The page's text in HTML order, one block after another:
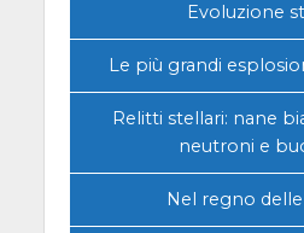
Evoluzione
Le più grandi
Relitti stellari: nane
neutroni e
Nel regno delle